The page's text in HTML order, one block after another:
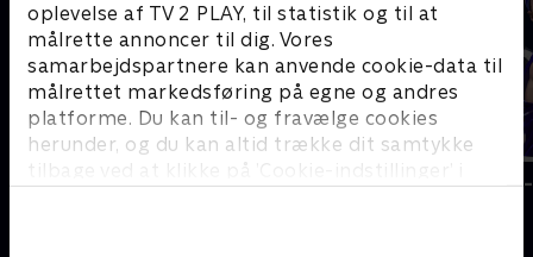
oplevelse af TV 2 PLAY, til statistik og til at
målrette annoncer til dig. Vores
samarbejdspartnere kan anvende cookie-data til
målrettet markedsføring på egne og andres
platforme. Du kan til- og fravælge cookies
herunder, og du kan altid trække dit samtykke
tilbage ved at klikke på ’Cookie-indstillinger’ i
VM i badminton Badminton